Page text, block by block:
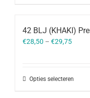
42 BLJ (KHAKI)
€28,50 – €29,75
Opties selecteren